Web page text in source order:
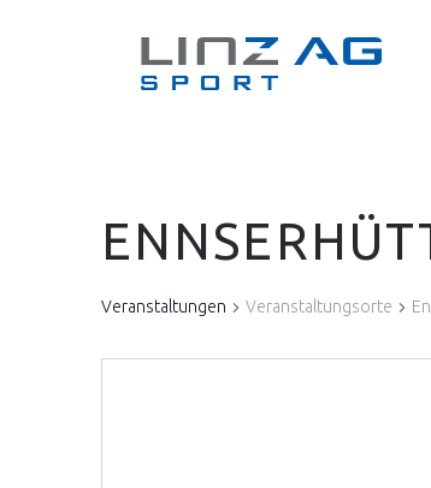
Veranstaltungen Veranstaltungsorte